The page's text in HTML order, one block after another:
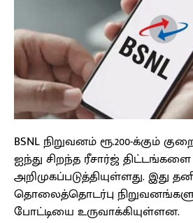
BSNL நிறுவனம் ரூ.200-க்கும்
ஐந்து சிறந்த ரீசார்ஜ் திட்டங்களை
அறிமுகப்படுத்தியுள்ளது. இது
தொலைத்தொடர்பு
போட்டியை உருவாக்கியுள்ளன.